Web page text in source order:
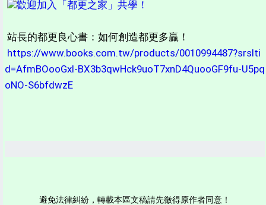
歡迎加入「都更之家」共學！
站長的都更良心書：如何創造都更多贏！
https://www.books.com.tw/products/0010994487?srslti
d=AfmBOooGxI-BX3b3qwHck9uoT7xnD4QuooGF9fu-U5pq
oNO-S6bfdwzE
避免法律糾紛，轉載本區文稿請先徵得原作者同意！